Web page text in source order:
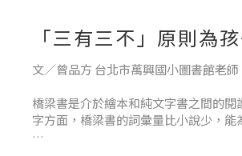
「三有三不」原則為
文／曾品方 台北市萬興國小圖書館老
橋梁書是介於繪本和純文字書之間的
字方面，橋梁書的詞彙量比小說少，